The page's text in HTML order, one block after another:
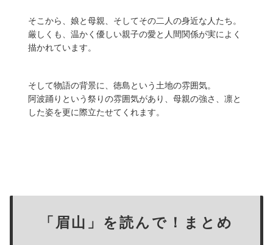
そこから、娘と母親、そしてその二人の身近な人たち。
厳しくも、温かく優しい親子の愛と人間関係が実によく
描かれています。
そして物語の背景に、徳島という土地の雰囲気。
阿波踊りという祭りの雰囲気があり、母親の強さ、凛と
した姿を更に際立たせてくれます。
「眉山」を読んで！まとめ